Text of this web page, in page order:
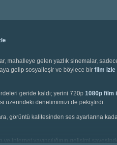
mahalleye gelen yazlık sinemalar,
gelip sosyalleşir ve böylece bir film izle
geride kaldı; yerini 720p 1080p film
üzerindeki denetimimizi de pekiştirdi.
görüntü kalitesinden ses ayarlarına
internet yayıncılığının gelişimi